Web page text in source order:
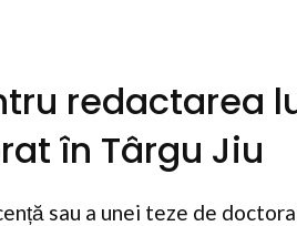
redactarea
în Târgu Jiu
sau a unei teze de